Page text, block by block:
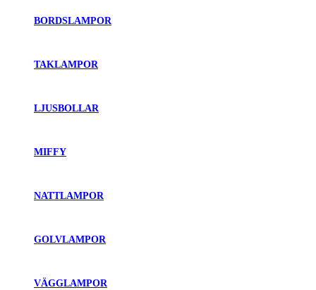
BORDSLAMPOR
TAKLAMPOR
LJUSBOLLAR
MIFFY
NATTLAMPOR
GOLVLAMPOR
VÄGGLAMPOR